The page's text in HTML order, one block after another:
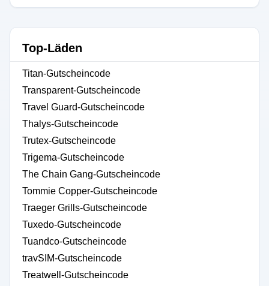
Top-Läden
Titan-Gutscheincode
Transparent-Gutscheincode
Travel Guard-Gutscheincode
Thalys-Gutscheincode
Trutex-Gutscheincode
Trigema-Gutscheincode
The Chain Gang-Gutscheincode
Tommie Copper-Gutscheincode
Traeger Grills-Gutscheincode
Tuxedo-Gutscheincode
Tuandco-Gutscheincode
travSIM-Gutscheincode
Treatwell-Gutscheincode